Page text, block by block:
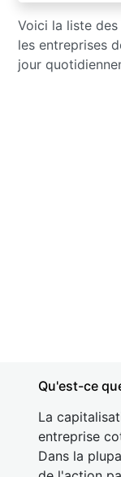
Voici la liste
les entreprises
jour
Qu'est-ce
La
entreprise
Dans la